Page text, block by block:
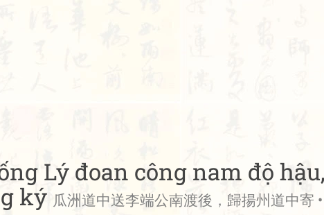
Lý đoan công nam độ
ký 瓜洲道中送李端公南渡後，歸揚州道中寄